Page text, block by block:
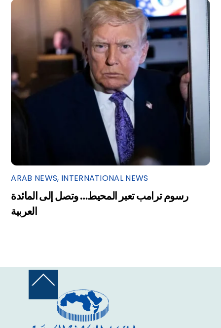
ARAB NEWS, INTERNATIONAL NEWS
رسوم ترامب تعبر المحيط… وتصل إلى المائدة
العربية
Back
Top